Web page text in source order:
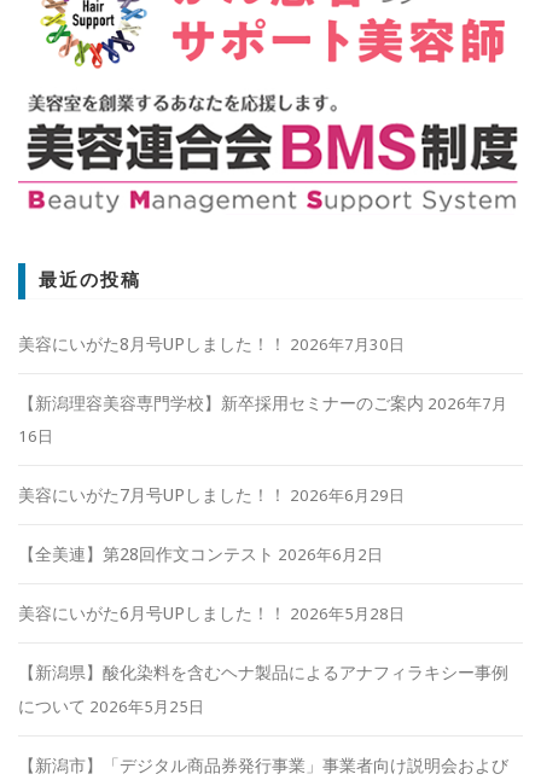
最近の投稿
美容にいがた8月号UPしました！！ 2026年7月30日
【新潟理容美容専門学校】新卒採用セミナーのご案内 2026年7月
16日
美容にいがた7月号UPしました！！ 2026年6月29日
【全美連】第28回作文コンテスト 2026年6月2日
美容にいがた6月号UPしました！！ 2026年5月28日
【新潟県】酸化染料を含むヘナ製品によるアナフィラキシー事例
について 2026年5月25日
【新潟市】「デジタル商品券発行事業」事業者向け説明会および